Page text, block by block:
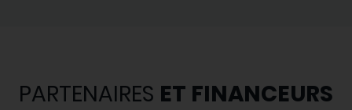
PARTENAIRES ET FINANCEURS